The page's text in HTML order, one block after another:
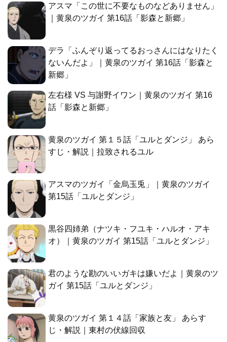
アスマ「この世に不要なものなどありません」
｜黄泉のツガイ 第16話「影森と新郷」
デラ「ふんぞり返ってるおっさんにはなりたく
ないんだよ」｜黄泉のツガイ 第16話「影森と
新郷」
左右様 VS 与謝野イワン｜黄泉のツガイ 第16
話「影森と新郷」
黄泉のツガイ 第１５話「ユルとダンジ」 あら
すじ・解説｜拉致されるユル
アスマのツガイ「金烏玉兎」｜黄泉のツガイ
第15話「ユルとダンジ」
黒谷四姉弟（ナツキ・フユキ・ハルオ・アキ
オ）｜黄泉のツガイ 第15話「ユルとダンジ」
君のような勘のいいガキは嫌いだよ｜黄泉のツ
ガイ 第15話「ユルとダンジ」
黄泉のツガイ 第１４話「家族と友」 あらす
じ・解説｜東村の伏線回収